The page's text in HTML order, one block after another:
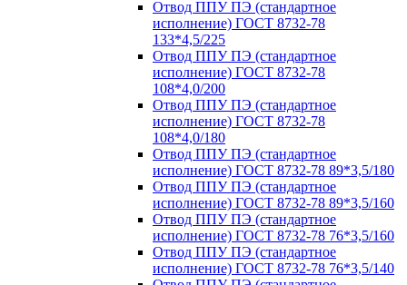
Отвод ППУ ПЭ (стандартное
исполнение) ГОСТ 8732-78
133*4,5/225
Отвод ППУ ПЭ (стандартное
исполнение) ГОСТ 8732-78
108*4,0/200
Отвод ППУ ПЭ (стандартное
исполнение) ГОСТ 8732-78
108*4,0/180
Отвод ППУ ПЭ (стандартное
исполнение) ГОСТ 8732-78 89*3,5/180
Отвод ППУ ПЭ (стандартное
исполнение) ГОСТ 8732-78 89*3,5/160
Отвод ППУ ПЭ (стандартное
исполнение) ГОСТ 8732-78 76*3,5/160
Отвод ППУ ПЭ (стандартное
исполнение) ГОСТ 8732-78 76*3,5/140